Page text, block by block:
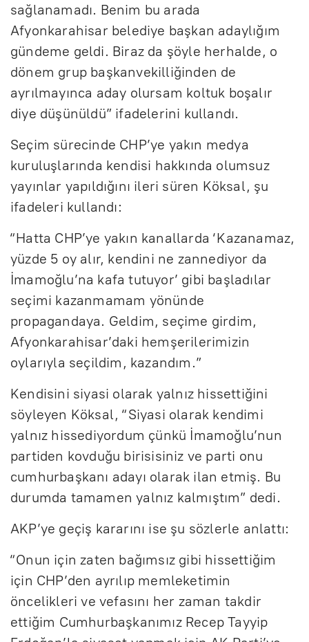
sağlanamadı. Benim bu arada
Afyonkarahisar belediye başkan adaylığım
gündeme geldi. Biraz da şöyle herhalde, o
dönem grup başkanvekilliğinden de
ayrılmayınca aday olursam koltuk boşalır
diye düşünüldü” ifadelerini kullandı.
Seçim sürecinde CHP’ye yakın medya
kuruluşlarında kendisi hakkında olumsuz
yayınlar yapıldığını ileri süren Köksal, şu
ifadeleri kullandı:
“Hatta CHP’ye yakın kanallarda ‘Kazanamaz,
yüzde 5 oy alır, kendini ne zannediyor da
İmamoğlu’na kafa tutuyor’ gibi başladılar
seçimi kazanmamam yönünde
propagandaya. Geldim, seçime girdim,
Afyonkarahisar’daki hemşerilerimizin
oylarıyla seçildim, kazandım.”
Kendisini siyasi olarak yalnız hissettiğini
söyleyen Köksal, “Siyasi olarak kendimi
yalnız hissediyordum çünkü İmamoğlu’nun
partiden kovduğu birisisiniz ve parti onu
cumhurbaşkanı adayı olarak ilan etmiş. Bu
durumda tamamen yalnız kalmıştım” dedi.
AKP’ye geçiş kararını ise şu sözlerle anlattı:
“Onun için zaten bağımsız gibi hissettiğim
için CHP’den ayrılıp memleketimin
öncelikleri ve vefasını her zaman takdir
ettiğim Cumhurbaşkanımız Recep Tayyip